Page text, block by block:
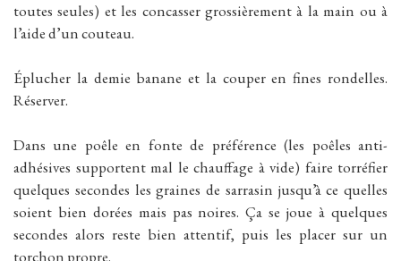
toutes seules) et les concasser grossièrement à la main ou à
l’aide d’un couteau.
Éplucher la demie banane et la couper en fines rondelles.
Réserver.
Dans une poêle en fonte de préférence (les poêles anti-
adhésives supportent mal le chauffage à vide) faire torréfier
quelques secondes les graines de sarrasin jusqu’à ce quelles
soient bien dorées mais pas noires. Ça se joue à quelques
secondes alors reste bien attentif, puis les placer sur un
torchon propre.